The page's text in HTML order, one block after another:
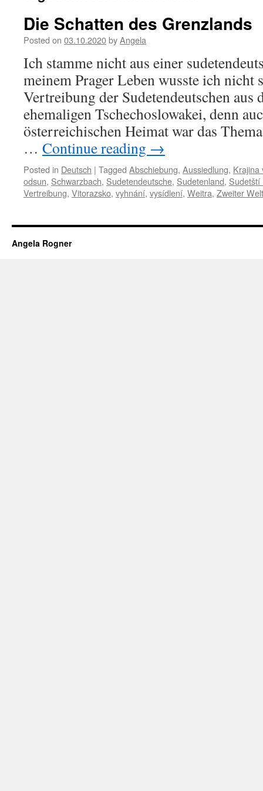
Die Schatten des Grenzlands
Posted on 03.10.2020byAngela
Ich stamme nicht aus einer
meinem Prager Leben wusste ich nicht
Vertreibung der Sudetendeutschen aus
ehemaligen Tschechoslowakei, denn
österreichischen Heimat war das
… Continue reading →
Posted in Deutsch | Tagged Abschiebung, Aussiedlung, Krajina
odsun, Schwarzbach, Sudetendeutsche, Sudetenland, Sudetští
Vertreibung, Vitorazsko, vyhnání, vysídlení, Weitra, Zweiter
Angela Rogner